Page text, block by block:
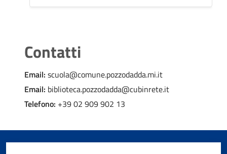
Contatti
Email: scuola@comune.pozzodadda.mi.it
Email: biblioteca.pozzodadda@cubinrete.it
Telefono: +39 02 909 902 13